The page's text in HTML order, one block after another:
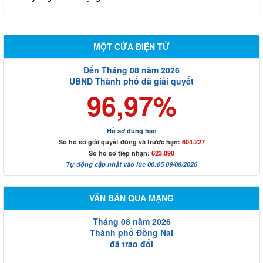
MỘT CỬA ĐIỆN TỬ
Đến Tháng 08 năm 2026
UBND Thành phố đã giải quyết
96,97%
Hồ sơ đúng hạn
Số hồ sơ giải quyết đúng và trước hạn: 604.227
Số hồ sơ tiếp nhận: 623.090
Tự động cập nhật vào lúc 00:05 09/08/2026
VĂN BẢN QUA MẠNG
Tháng 08 năm 2026
Thành phố Đồng Nai
đã trao đổi